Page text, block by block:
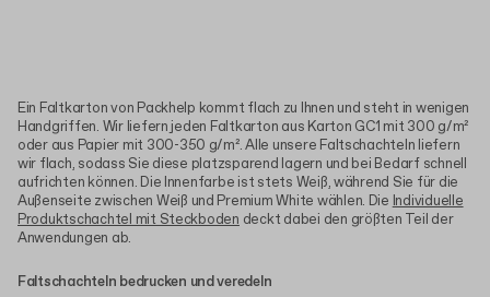
Ein Faltkarton von Packhelp kommt flach zu Ihnen und steht in wenigen
Handgriffen. Wir liefern jeden Faltkarton aus Karton GC1 mit 300 g/m²
oder aus Papier mit 300-350 g/m². Alle unsere Faltschachteln liefern
wir flach, sodass Sie diese platzsparend lagern und bei Bedarf schnell
aufrichten können. Die Innenfarbe ist stets Weiß, während Sie für die
Außenseite zwischen Weiß und Premium White wählen. Die Individuelle
Produktschachtel mit Steckboden deckt dabei den größten Teil der
Anwendungen ab.
Faltschachteln bedrucken und veredeln